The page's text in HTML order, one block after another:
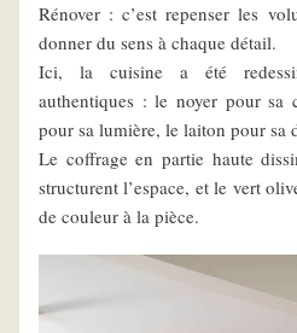
Rénover : c’est repenser les
donner du sens à chaque détail.
Ici, la cuisine a été
authentiques : le noyer pour sa
pour sa lumière, le laiton pour sa
Le coffrage en partie haute
structurent l’espace, et le vert
de couleur à la pièce.